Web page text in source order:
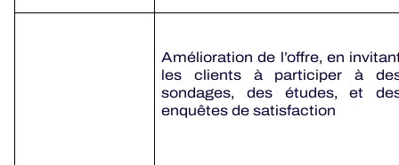
Amélioration de l’offre, en
les clients à participer à
sondages, des études, et
enquêtes de satisfaction